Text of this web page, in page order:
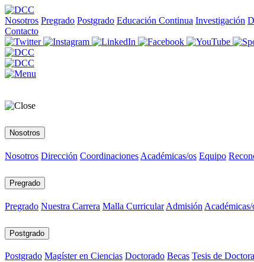
Nosotros Pregrado Postgrado Educación Continua Investigación
Contacto
Nosotros
Nosotros Dirección Coordinaciones Académicas/os Equipo
Pregrado
Pregrado Nuestra Carrera Malla Curricular Admisión Académicas/
Postgrado
Postgrado Magíster en Ciencias Doctorado Becas Tesis de